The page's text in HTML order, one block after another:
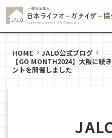
HOME
JALO公式ブログ
【GO MONTH2024】大阪に続
ントを開催しました